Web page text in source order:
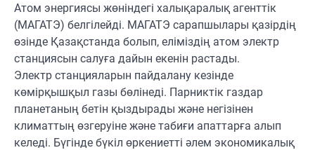
Атом энергиясы жөніндегі халықаралық агенттік
(МАГАТЭ) белгілейді. МАГАТЭ сарапшылары қазірдің
өзінде Қазақстанда болып, еліміздің атом электр
станциясын салуға дайын екенін растады.
Электр станцияларын пайдалану кезінде
көмірқышқыл газы бөлінеді. Парниктік газдар
планетаның бетін қыздырады және негізінен
климаттың өзгеруіне және табиғи апаттарға алып
келеді. Бүгінде бүкіл өркениетті әлем экономикалық